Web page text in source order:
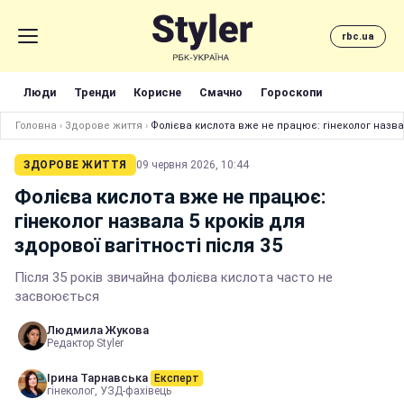
rbc.ua
Люди Тренди Корисне Смачно Гороскопи
Головна › Здорове життя › Фолієва кислота вже не працює: гінеколог
ЗДОРОВЕ ЖИТТЯ 09 червня 2026, 10:44
Фолієва кислота вже не працює:
гінеколог назвала 5 кроків для
здорової вагітності після 35
Після 35 років звичайна фолієва кислота часто не
засвоюється
Людмила Жукова
Редактор Styler
Ірина Тарнавська Експерт
гінеколог, УЗД-фахівець